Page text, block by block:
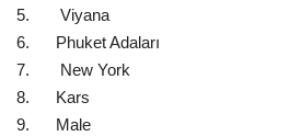
5. Viyana
6. Phuket Adaları
7. New York
8. Kars
9. Male